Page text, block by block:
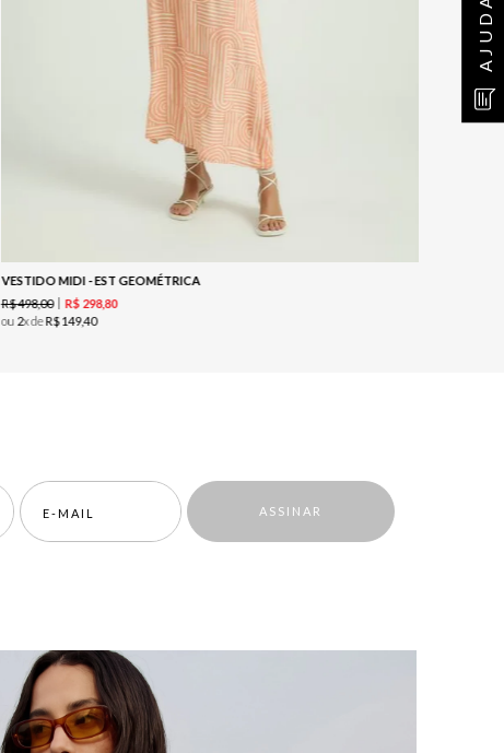
AJUDA
VESTIDO MIDI - EST GEOMÉTRICA
R$498,00 R$ 298,80
ou 2x deR$ 149,40
ASSINAR